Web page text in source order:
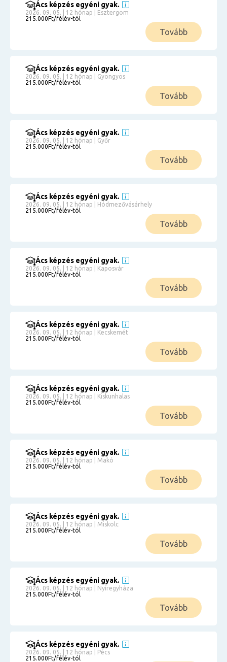
Ács képzés egyéni gyak.
2026. 09. 05. | 12 hónap | Esztergom
215.000Ft/félév-tól
Tovább
Ács képzés egyéni gyak.
2026. 09. 05. | 12 hónap | Gyöngyös
215.000Ft/félév-tól
Tovább
Ács képzés egyéni gyak.
2026. 09. 05. | 12 hónap | Győr
215.000Ft/félév-tól
Tovább
Ács képzés egyéni gyak.
2026. 09. 05. | 12 hónap | Hódmezővásárhely
215.000Ft/félév-tól
Tovább
Ács képzés egyéni gyak.
2026. 09. 05. | 12 hónap | Kaposvár
215.000Ft/félév-tól
Tovább
Ács képzés egyéni gyak.
2026. 09. 05. | 12 hónap | Kecskemét
215.000Ft/félév-tól
Tovább
Ács képzés egyéni gyak.
2026. 09. 05. | 12 hónap | Kiskunhalas
215.000Ft/félév-tól
Tovább
Ács képzés egyéni gyak.
2026. 09. 05. | 12 hónap | Makó
215.000Ft/félév-tól
Tovább
Ács képzés egyéni gyak.
2026. 09. 05. | 12 hónap | Miskolc
215.000Ft/félév-tól
Tovább
Ács képzés egyéni gyak.
2026. 09. 05. | 12 hónap | Nyíregyháza
215.000Ft/félév-tól
Tovább
Ács képzés egyéni gyak.
2026. 09. 05. | 12 hónap | Pécs
215.000Ft/félév-tól